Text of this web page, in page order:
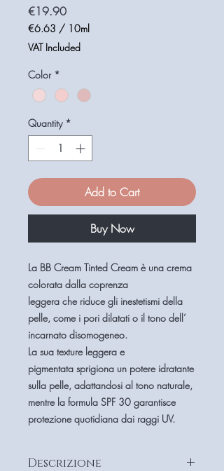
€19.90Price
€6.63 / 10ml
€6.63
per
10
Milliliters
VAT Included
Color *
Quantity *
Add to Cart
Buy Now
La BB Cream Tinted Cream è una crema
colorata dalla coprenza
leggera che riduce gli inestetismi della
pelle, come i pori dilatati o il tono dell’
incarnato disomogeneo.
La sua texture leggera e
pigmentata sprigiona un potere idratante
sulla pelle, adattandosi al tono naturale,
mentre la formula SPF 30 garantisce
protezione quotidiana dai raggi UV.
Descrizione